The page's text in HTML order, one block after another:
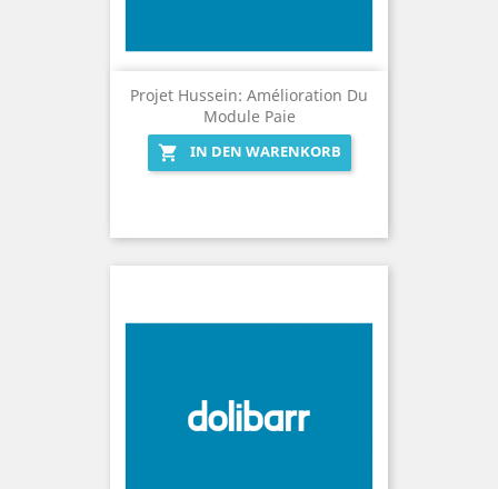
Projet Hussein: Amélioration Du
Module Paie

IN DEN WARENKORB